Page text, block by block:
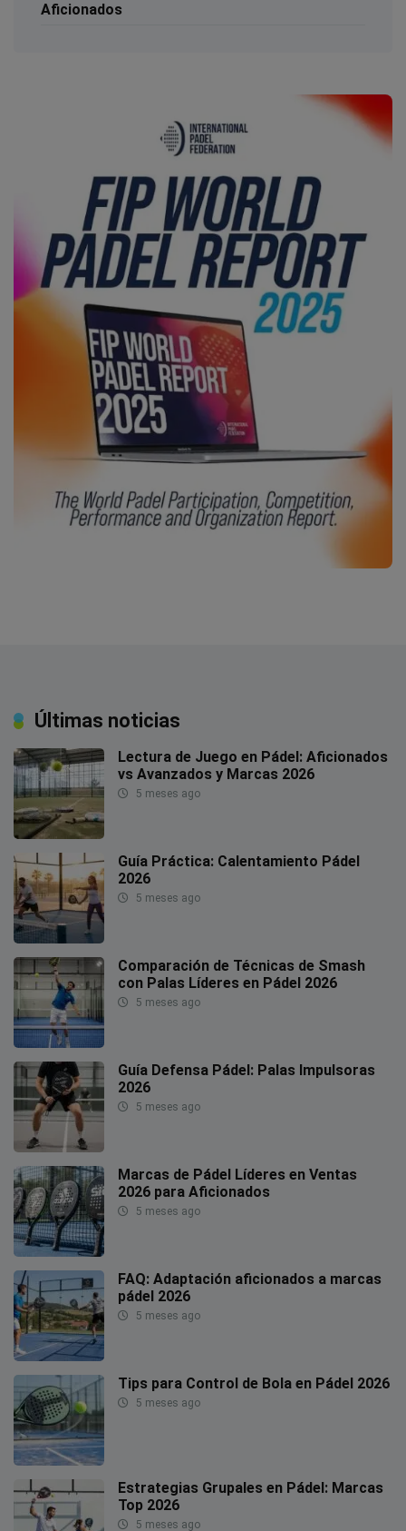
Aficionados
Últimas noticias
Lectura de Juego en Pádel: Aficionados
vs Avanzados y Marcas 2026
5 meses ago
Guía Práctica: Calentamiento Pádel
2026
5 meses ago
Comparación de Técnicas de Smash
con Palas Líderes en Pádel 2026
5 meses ago
Guía Defensa Pádel: Palas Impulsoras
2026
5 meses ago
Marcas de Pádel Líderes en Ventas
2026 para Aficionados
5 meses ago
FAQ: Adaptación aficionados a marcas
pádel 2026
5 meses ago
Tips para Control de Bola en Pádel 2026
5 meses ago
Estrategias Grupales en Pádel: Marcas
Top 2026
5 meses ago